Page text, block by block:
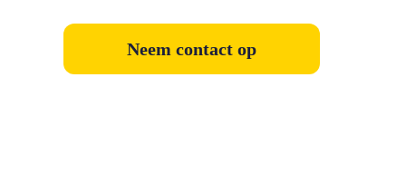
Neem contact op